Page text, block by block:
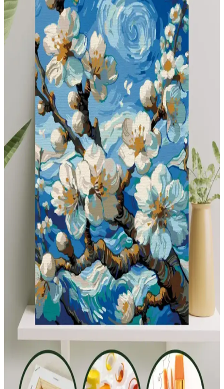
Dar ve Çok Amaçlı Mekanlarda Fonksiyonel ve
Estetik Dekorasyon Yöntemleri
Dar ve çok amaçlı mekanlarda doğru mobilya seçimi, renk kullanımı
ve depolama çözümleriyle hem işlevsel hem estetik yaşam alanları
oluşturmak mümkündür. Mekanın amacı ve çocuk oyun alanları
dikkate alınmalıdır.
Perde Uzunluğu Seçiminde Estetik ve Pratik
Dengenin Önemi
Perde uzunluğu, estetik ve işlevselliği etkileyen önemli bir unsurdur.
Yere değen perdeler şık görünse de, evcil hayvan ve çocuklu evlerde
kısa perdeler temizlik ve dayanıklılık açısından avantaj sağlar.
Çocuklu Evler İçin Koridor Dekorasyonunda
Güvenlik ve Estetik Çözümler
Çocuklu evlerde koridor dekorasyonunda güvenlik ve estetik ön
plandadır. Dayanıklı malzemeler, sıcak renkler ve fonksiyonel
mobilyalarla hem güvenli hem şık alanlar yaratılır.
Tryon Kidz Çocuk Kaleci Eldiveni Sarı: Dayanıklı
ve Konforlu Spor Ekipmanı
Tryon Kidz Sarı çocuk kaleci eldiveni, dayanıklı malzemeleri ve
ayarlanabilir yapısıyla güvenli ve konforlu futbol deneyimi sunar.
Uzun ömürlü ve esnek tasarımıyla sahada fark yaratır.
Çocuklar İçin Boyama ve Eğlence Setleri
Karşılaştırması En İyi Seçenekler ve Özellikler
İki popüler çocuk boyama kitabı ve etkinlik setinin detaylı
yardımcı oluyoruz.
Stabilo Point 88 İnce Keçe Uçlu Kalem: Renkli
Yazım ve Çizim İçin Yüksek Performanslı Kalem